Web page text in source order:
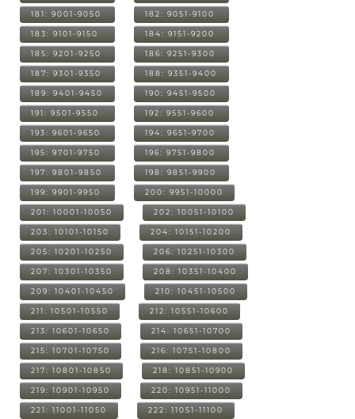
181: 9001-9050 182: 9051-9100
183: 9101-9150 184: 9151-9200
185: 9201-9250 186: 9251-9300
187: 9301-9350 188: 9351-9400
189: 9401-9450 190: 9451-9500
191: 9501-9550 192: 9551-9600
193: 9601-9650 194: 9651-9700
195: 9701-9750 196: 9751-9800
197: 9801-9850 198: 9851-9900
199: 9901-9950 200: 9951-10000
201: 10001-10050 202: 10051-10100
203: 10101-10150 204: 10151-10200
205: 10201-10250 206: 10251-10300
207: 10301-10350 208: 10351-10400
209: 10401-10450 210: 10451-10500
211: 10501-10550 212: 10551-10600
213: 10601-10650 214: 10651-10700
215: 10701-10750 216: 10751-10800
217: 10801-10850 218: 10851-10900
219: 10901-10950 220: 10951-11000
221: 11001-11050 222: 11051-11100